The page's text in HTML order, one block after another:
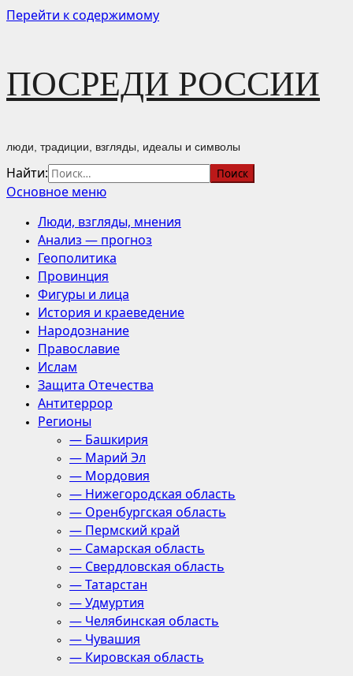
Перейти к содержимому
ПОСРЕДИ РОССИИ
люди, традиции, взгляды, идеалы и символы
Найти:
Основное меню
Люди, взгляды, мнения
Анализ — прогноз
Геополитика
Провинция
Фигуры и лица
История и краеведение
Народознание
Православие
Ислам
Защита Отечества
Антитеррор
Регионы
— Башкирия
— Марий Эл
— Мордовия
— Нижегородская область
— Оренбургская область
— Пермский край
— Самарская область
— Свердловская область
— Татарстан
— Удмуртия
— Челябинская область
— Чувашия
— Кировская область